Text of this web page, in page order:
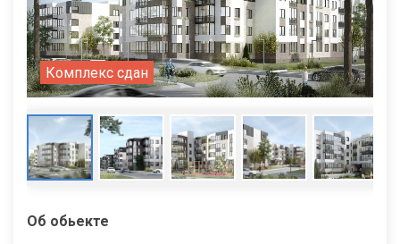
Комплекс сдан
Об обьекте